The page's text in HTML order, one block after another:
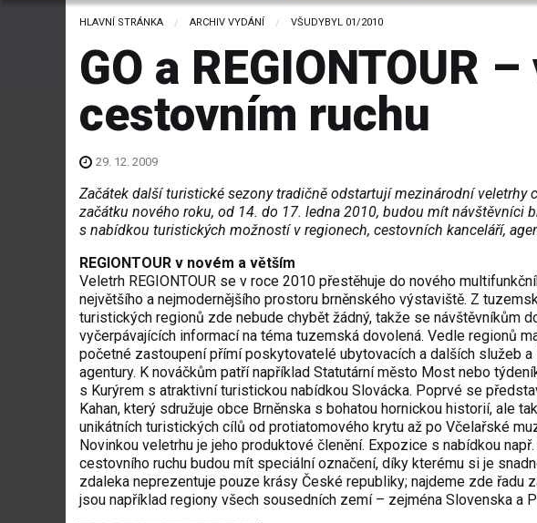
HLAVNÍ STRÁNKA ARCHIV VYDÁNÍ VŠUDYBYL 01/2010
GO a REGIONTOUR
cestovním ruchu
29. 12. 2009
Začátek další turistické sezony tradičně odstartují mezinárodní veletrhy
začátku nového roku, od 14. do 17. ledna 2010, budou mít návštěvníci
s nabídkou turistických možností v regionech, cestovních kanceláří,
REGIONTOUR v novém a větším
Veletrh REGIONTOUR se v roce 2010 přestěhuje do nového
největšího a nejmodernějšího prostoru brněnského výstaviště. Z
turistických regionů zde nebude chybět žádný, takže se návštěvníkům
vyčerpávajících informací na téma tuzemská dovolená. Vedle regionů
početné zastoupení přímí poskytovatelé ubytovacích a dalších služeb a
agentury. K nováčkům patří například Statutární město Most nebo
s Kurýrem s atraktivní turistickou nabídkou Slovácka. Poprvé se
Kahan, který sdružuje obce Brněnska s bohatou hornickou historií, ale
unikátních turistických cílů od protiatomového krytu až po Včelařské
Novinkou veletrhu je jeho produktové členění. Expozice s nabídkou
cestovního ruchu budou mít speciální označení, díky kterému si je
zdaleka neprezentuje pouze krásy České republiky; najdeme zde řadu
jsou například regiony všech sousedních zemí – zejména Slovenska a